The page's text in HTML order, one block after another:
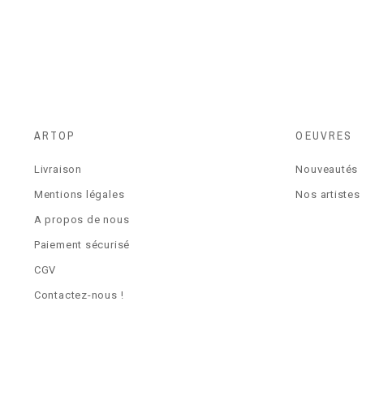
ARTOP
Livraison
Mentions légales
A propos de nous
Paiement sécurisé
CGV
Contactez-nous !
OEUVRES
Nouveautés
Nos artistes